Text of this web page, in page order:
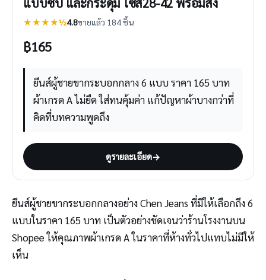
★★★★½4.8ขายแล้ว 184 ชิ้น
฿165
ยีนส์ผู้ชายขากระบอกกลาง 6 แบบ ราคา 165 บาท
ผ้าเกรด A ไม่ยืด ใส่ทนคุ้มค่า แก้ปัญหาผ้าบางกว่าที่
คิดที่บทความพูดถึง
ดูรายละเอียด→
ยีนส์ผู้ชายขากระบอกกลางอย่าง Chen Jeans ที่มีให้เลือกถึง 6
แบบในราคา 165 บาท เป็นตัวอย่างชัดเจนว่าร้านโรงงานบน
Shopee ให้คุณภาพผ้าเกรด A ในราคาที่ห้างทั่วไปแทบไม่มีให้
เห็น